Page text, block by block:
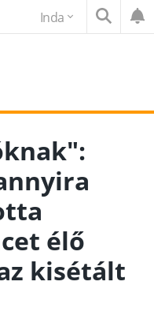
Inda
élő
kisétált